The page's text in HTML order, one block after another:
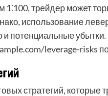
трейдер может
использование
потенциальные убытки.
leverage-risks
стратегий, которые